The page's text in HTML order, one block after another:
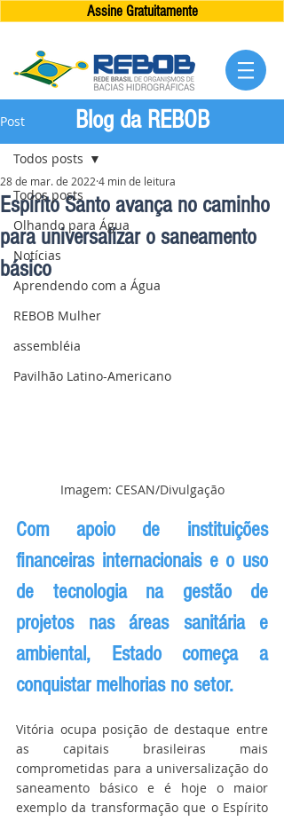
Assine Gratuitamente
Post
Todos posts
Olhando para Água
Notícias
Aprendendo com a Água
REBOB Mulher
assembléia
Pavilhão Latino-Americano
Todos posts
Espírito Santo avança no caminho
para universalizar o saneamento
básico
28 de mar. de 2022 4 min de leitura
Imagem: CESAN/Divulgação
Com apoio de instituições
financeiras internacionais e o uso
de tecnologia na gestão de
projetos nas áreas sanitária e
ambiental, Estado começa a
conquistar melhorias no setor.
Vitória ocupa posição de destaque entre
as capitais brasileiras mais
comprometidas para a universalização do
saneamento básico e é hoje o maior
exemplo da transformação que o Espírito
Blog da REBOB